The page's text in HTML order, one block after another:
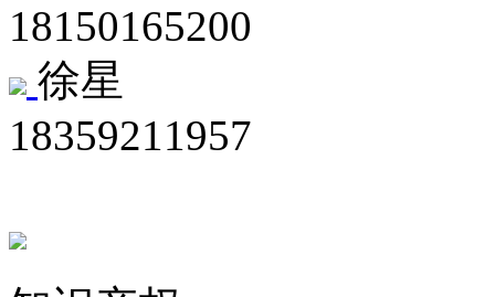
18150165200
徐星
18359211957